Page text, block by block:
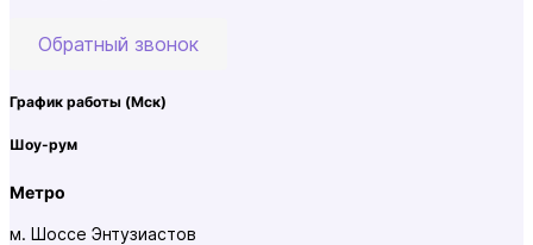
Обратный звонок
График работы (Мск)
Шоу-рум
Метро
м. Шоссе Энтузиастов